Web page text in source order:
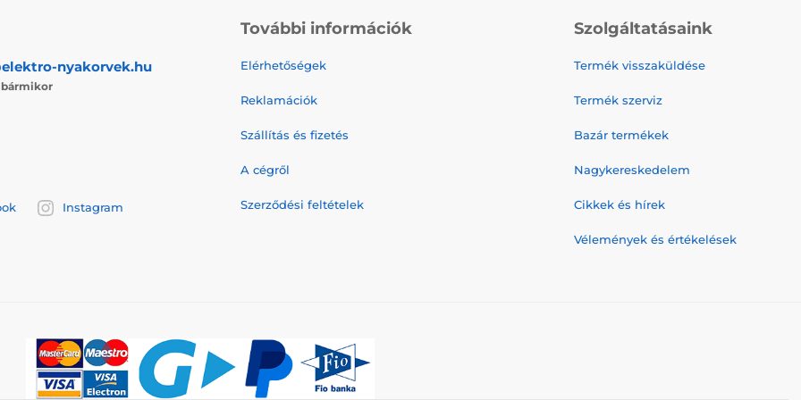
nyakorvek.hu
bármikor
Instagram
További információk
Elérhetőségek
Reklamációk
Szállítás és fizetés
A cégről
Szerződési feltételek
Szolgáltatásaink
Termék visszaküldése
Termék szerviz
Bazár termékek
Nagykereskedelem
Cikkek és hírek
Vélemények és értékelések